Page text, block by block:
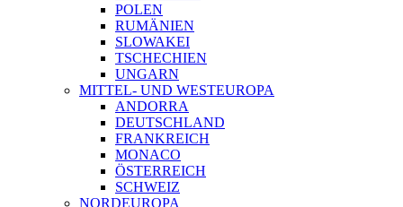
POLEN
RUMÄNIEN
SLOWAKEI
TSCHECHIEN
UNGARN
MITTEL- UND WESTEUROPA
ANDORRA
DEUTSCHLAND
FRANKREICH
MONACO
ÖSTERREICH
SCHWEIZ
NORDEUROPA